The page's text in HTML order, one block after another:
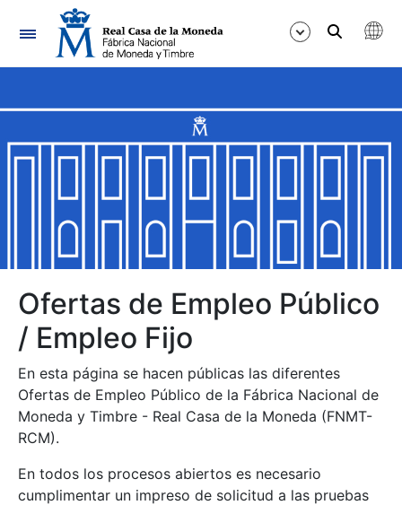
Navegación
Mostrar/Ocultar
Mostrar/Ocultar
Mostrar/Ocultar
Mostrar/Ocultar
Mostrar/Ocultar
Ofertas de Empleo Público
/ Empleo Fijo
En esta página se hacen públicas las diferentes
Ofertas de Empleo Público de la Fábrica Nacional de
Moneda y Timbre - Real Casa de la Moneda (FNMT-
RCM).
En todos los procesos abiertos es necesario
cumplimentar un impreso de solicitud a las pruebas